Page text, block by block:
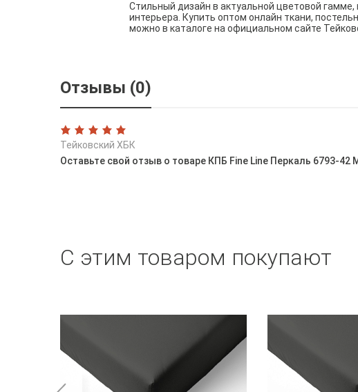
Стильный дизайн в актуальной цветовой
интерьера. Купить оптом онлайн ткани,
можно в каталоге на официальном сайте
Отзывы (0)
Тейковский ХБК
Оставьте свой отзыв о товаре КПБ Fine Line Перкаль 6793-42
С этим товаром покупают